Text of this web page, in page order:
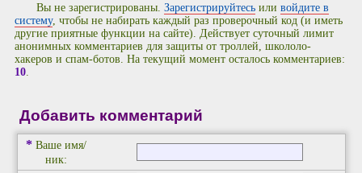
Вы не зарегистрированы.Зарегистрируйтесь иливойдите в
систему, чтобы не набирать каждый раз проверочный код (и иметь
другие приятные функции на сайте). Действует суточный лимит
анонимных комментариев для защиты от троллей, школоло-
хакеров и спам-ботов. На текущий момент осталось комментариев:
10
Добавить комментарий
* Ваше имя/
ник: